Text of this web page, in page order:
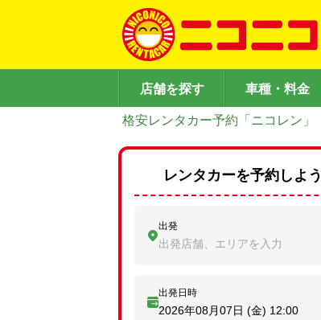
店舗を探す 車種・料金
格安レンタカー予約「ニコレン」
レンタカーを予約しよう
出発
出発店舗、エリアを入力
出発日時
2026年08月07日 (金) 12:00